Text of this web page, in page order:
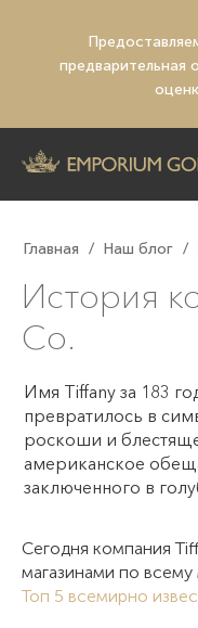
предварительная
Главная / Наш блог /
История
Co.
Имя Tiffany за 183
превратилось в
роскоши и
американское
заключенного в
Сегодня компания
магазинами по всему
Топ 5 всемирно